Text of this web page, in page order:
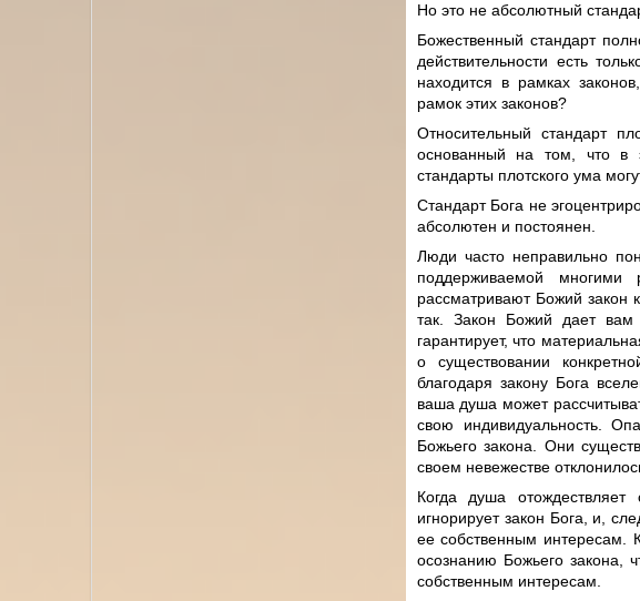
Но это не абсолютный
Божественный стандарт
действительности есть
находится в рамках
рамок этих законов?
Относительный стандарт
основанный на том, что в
стандарты плотского ума
Стандарт Бога не
абсолютен и постоянен.
Люди часто неправильно
поддерживаемой
рассматривают Божий закон
так. Закон Божий дает вам
гарантирует, что
о существовании
благодаря закону Бога
ваша душа может
свою индивидуальность.
Божьего закона. Они
своем невежестве
Когда душа
игнорирует закон Бога, и,
ее собственным интересам.
осознанию Божьего закона,
собственным интересам.